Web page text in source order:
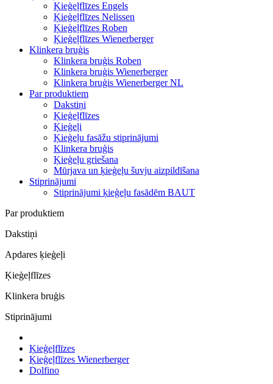
Ķieģeļflīzes Engels
Ķieģeļflīzes Nelissen
Ķieģeļflīzes Roben
Ķieģeļflīzes Wienerberger
Klinkera bruģis
Klinkera bruģis Roben
Klinkera bruģis Wienerberger
Klinkera bruģis Wienerberger NL
Par produktiem
Dakstiņi
Ķieģeļflīzes
Ķieģeļi
Ķieģeļu fasāžu stiprinājumi
Klinkera bruģis
Ķieģeļu griešana
Mūrjava un ķieģeļu šuvju aizpildīšana
Stiprinājumi
Stiprinājumi ķieģeļu fasādēm BAUT
Par produktiem
Dakstiņi
Apdares ķieģeļi
Ķieģeļflīzes
Klinkera bruģis
Stiprinājumi
Ķieģeļflīzes
Ķieģeļflīzes Wienerberger
Dolfino